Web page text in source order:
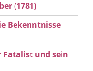
(1781)
Bekenntnisse
Fatalist und sein